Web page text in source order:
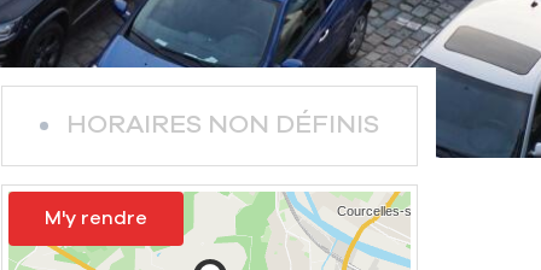
HORAIRES NON DÉFINIS
M'y rendre